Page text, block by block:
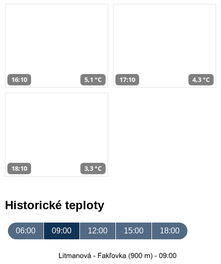
16:10 5,1 °C 17:10 4,3 °C
18:10 3,3 °C
Historické teploty
06:00 09:00 12:00 15:00 18:00